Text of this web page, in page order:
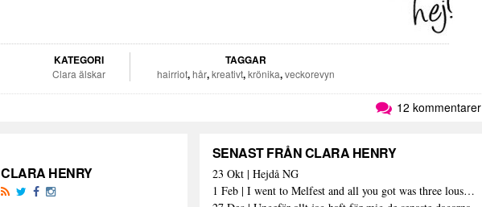
KATEGORI
Clara älskar
TAGGAR
hairriot,hår,kreativt,krönika,veckorevyn
12 kommentarer
CLARA HENRY
SENAST FRÅN CLARA HENRY
23 Okt | Hejdå NG
1 Feb | I went to Melfest and all you got was three lousy selfies